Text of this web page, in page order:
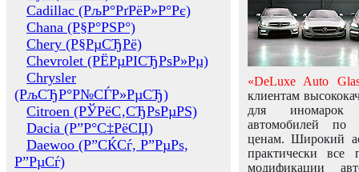
Cadillac (РљР°РґРёР»Р°Рє)
Chana (Р§Р°РЅР°)
Chery (Р§РµСЂРё)
Chevrolet (РЁРµРІСЂРѕР»Рµ)
Chrysler
(РљСЂР°Р№СЃР»РµСЂ)
Citroen (РЎРёС‚СЂРѕРµРЅ)
Dacia (Р”Р°С‡РёСЏ)
Daewoo (Р”СЌСѓ, Р”РµРѕ,
Р”РµСѓ)
«DeLuxe Auto
клиентам
для иномарок
автомобилей
ценам. Широкий
практически все
модификации